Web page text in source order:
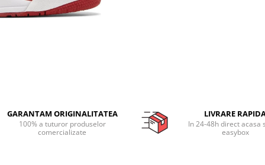
GARANTAM ORIGINALITATEA
100% a tuturor produselor
comercializate
LIVRARE
In 24-48h direct acasa
easybox